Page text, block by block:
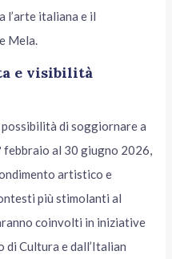
l’arte italiana e il
Mela.
e visibilità
di soggiornare a
febbraio al 30 giugno 2026,
artistico e
più stimolanti al
coinvolti in iniziative
Cultura e dall’Italian